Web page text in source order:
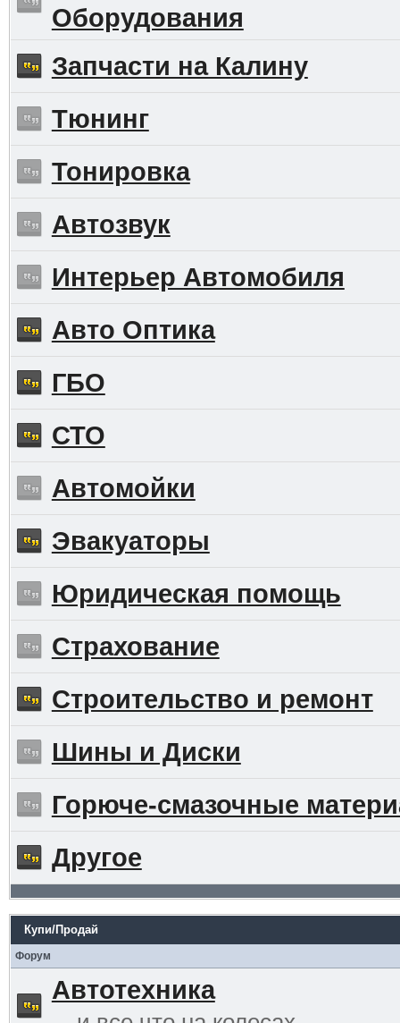
Оборудования
Запчасти на Калину
Тюнинг
Тонировка
Автозвук
Интерьер Автомобиля
Авто Оптика
ГБО
СТО
Автомойки
Эвакуаторы
Юридическая помощь
Страхование
Строительство и ремонт
Шины и Диски
Горюче-смазочные
Другое
Купи/Продай
Форум
Автотехника